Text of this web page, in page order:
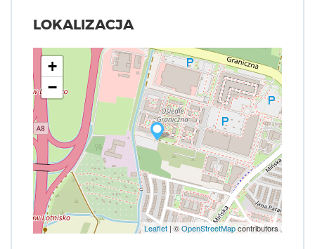
LOKALIZACJA
+
−
Leaflet | ©OpenStreetMapcontributors